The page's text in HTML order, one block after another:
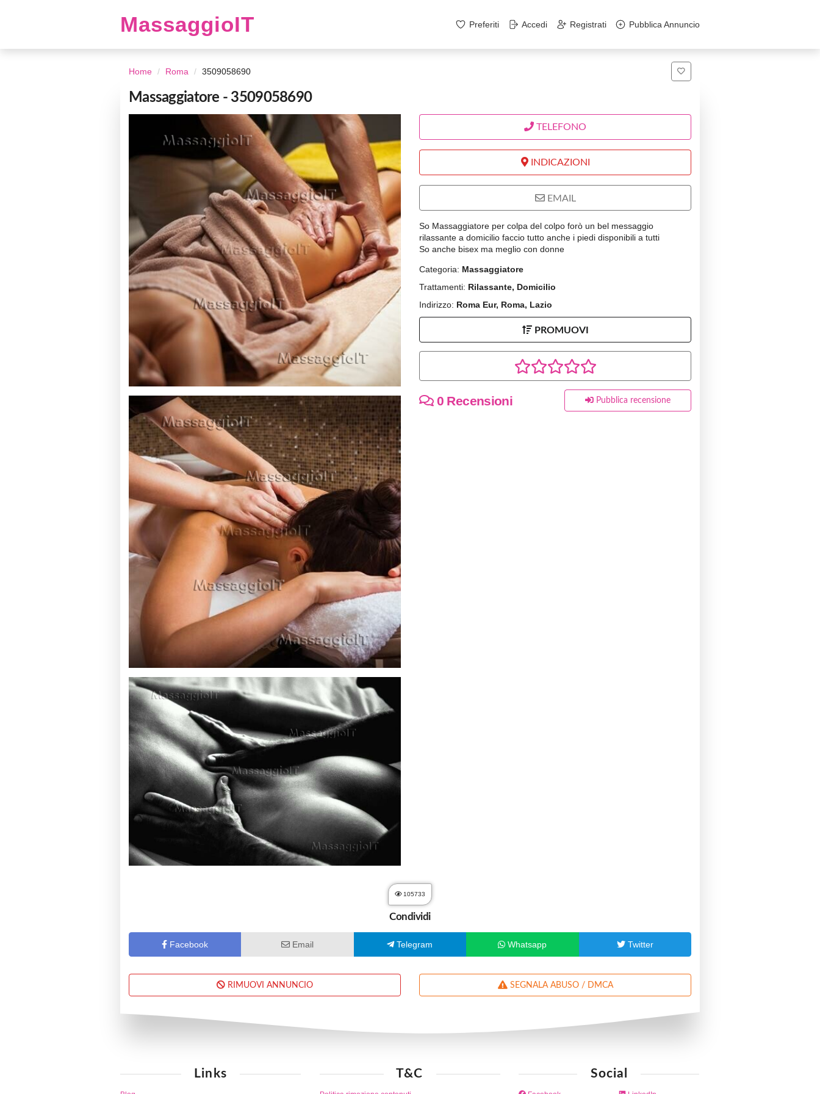
MassaggioIT Preferiti Accedi Registrati Pubblica Annuncio
Home Roma 3509058690
Massaggiatore - 3509058690
TELEFONO
INDICAZIONI
EMAIL
So Massaggiatore per colpa del colpo forò un bel messaggio
rilassante a domicilio faccio tutto anche i piedi disponibili a tutti
So anche bisex ma meglio con donne
Categoria: Massaggiatore
Trattamenti: Rilassante, Domicilio
Indirizzo: Roma Eur, Roma, Lazio
PROMUOVI
0 Recensioni Pubblica recensione
105733
Condividi
Facebook Email Telegram Whatsapp Twitter
RIMUOVI ANNUNCIO SEGNALA ABUSO / DMCA
Links T&C Social